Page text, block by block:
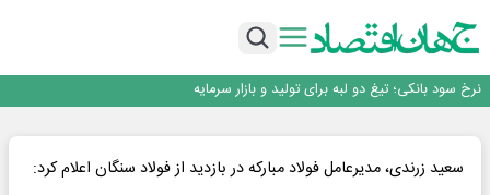
عبور فکور صنعت از مرز ۵۳ همت درآمد
نرخ سود بانکی؛ تیغ دو لبه برای تولید و بازار سرمایه
طلسم خانه‌سازی چینی‌ها در ایران شکسته می‌شود؟
عبور فکور صنعت از مرز ۵۳ همت درآمد
سعید زرندی، مدیرعامل فولاد مبارکه در بازدید از فولاد سنگان اعلام کرد: